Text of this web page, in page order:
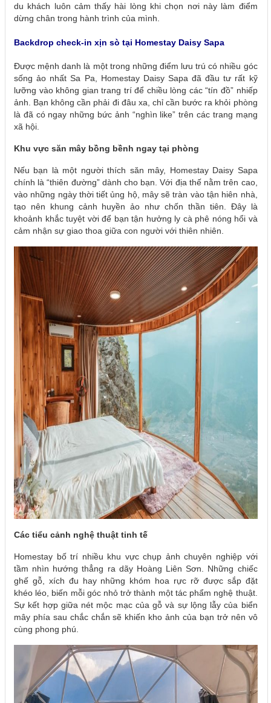
du khách luôn cảm thấy hài lòng khi chọn nơi này làm điểm
dừng chân trong hành trình của mình.
Backdrop check-in xịn sò tại Homestay Daisy Sapa
Được mệnh danh là một trong những điểm lưu trú có nhiều góc
sống ảo nhất Sa Pa, Homestay Daisy Sapa đã đầu tư rất kỹ
lưỡng vào không gian trang trí để chiều lòng các “tín đồ” nhiếp
ảnh. Bạn không cần phải đi đâu xa, chỉ cần bước ra khỏi phòng
là đã có ngay những bức ảnh “nghìn like” trên các trang mạng
xã hội.
Khu vực săn mây bồng bềnh ngay tại phòng
Nếu bạn là một người thích săn mây, Homestay Daisy Sapa
chính là “thiên đường” dành cho bạn. Với địa thế nằm trên cao,
vào những ngày thời tiết ủng hộ, mây sẽ tràn vào tận hiên nhà,
tạo nên khung cảnh huyền ảo như chốn thần tiên. Đây là
khoảnh khắc tuyệt vời để bạn tận hưởng ly cà phê nóng hổi và
cảm nhận sự giao thoa giữa con người với thiên nhiên.
Các tiểu cảnh nghệ thuật tinh tế
Homestay bố trí nhiều khu vực chụp ảnh chuyên nghiệp với
tầm nhìn hướng thẳng ra dãy Hoàng Liên Sơn. Những chiếc
ghế gỗ, xích đu hay những khóm hoa rực rỡ được sắp đặt
khéo léo, biến mỗi góc nhỏ trở thành một tác phẩm nghệ thuật.
Sự kết hợp giữa nét mộc mạc của gỗ và sự lộng lẫy của biển
mây phía sau chắc chắn sẽ khiến kho ảnh của bạn trở nên vô
cùng phong phú.